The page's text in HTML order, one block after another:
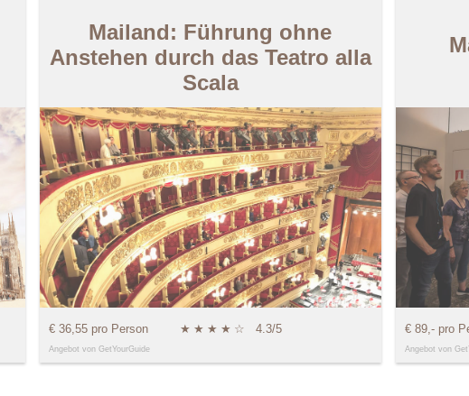
Mailand: Führung ohne
Anstehen durch das Teatro alla
Scala
€ 36,55 pro Person ★ ★ ★ ★ ☆ 4.3/5
Angebot von GetYourGuide
€ 89,- pro
Angebot von